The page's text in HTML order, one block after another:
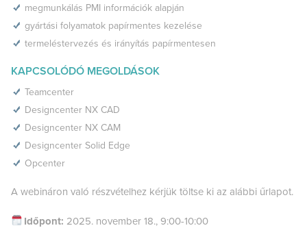
megmunkálás PMI információk alapján
gyártási folyamatok papírmentes kezelése
termeléstervezés és irányítás papírmentesen
KAPCSOLÓDÓ MEGOLDÁSOK
Teamcenter
Designcenter NX CAD
Designcenter NX CAM
Designcenter Solid Edge
Opcenter
A webináron való részvételhez kérjük töltse ki az alábbi űrlapot.
Időpont: 2025. november 18., 9:00-10:00